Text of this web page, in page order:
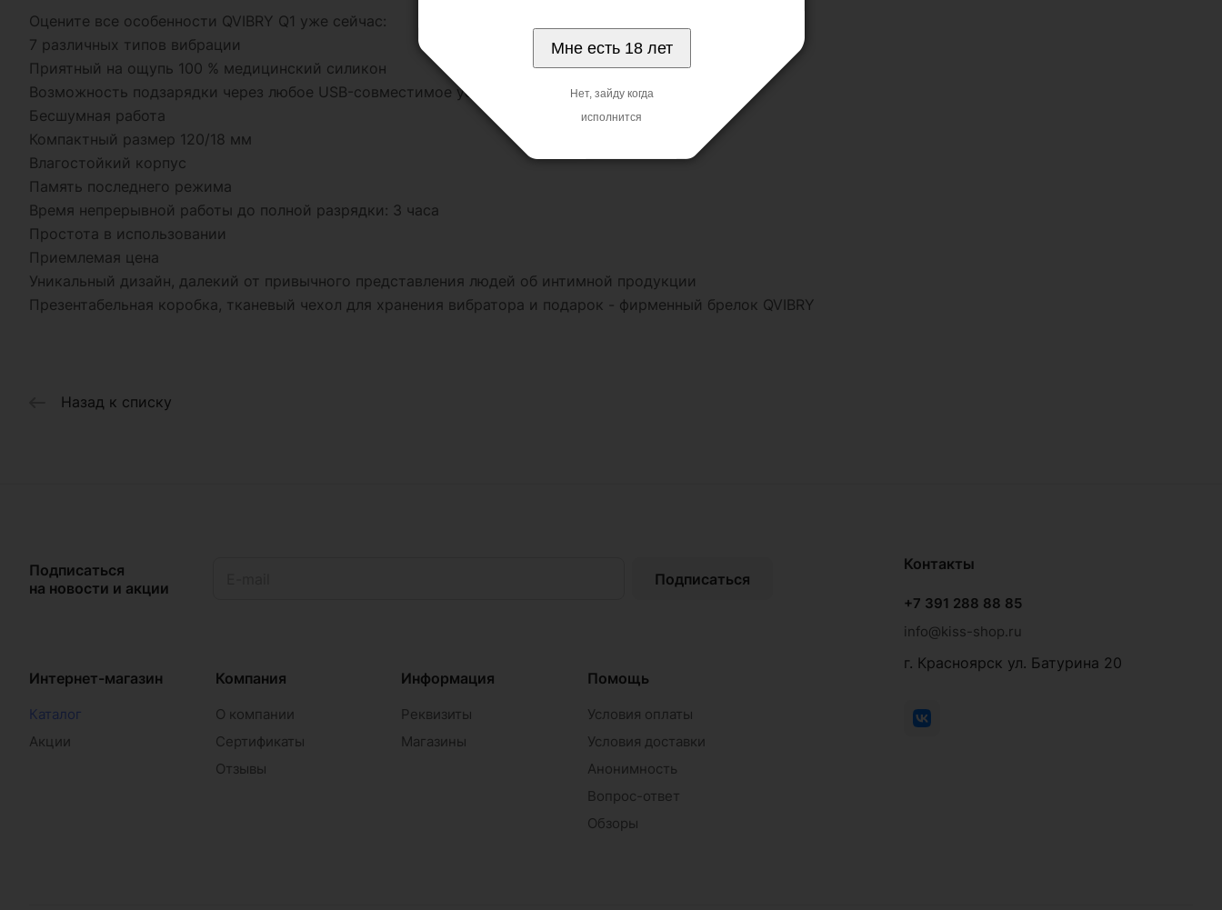
Оцените все особенности QVIBRY Q1 уже сейчас:
7 различных типов вибрации
Приятный на ощупь 100 % медицинский силикон
Возможность подзарядки через любое USB-совместимое устройство
Бесшумная работа
Компактный размер 120/18 мм
Влагостойкий корпус
Память последнего режима
Время непрерывной работы до полной разрядки: 3 часа
Простота в использовании
Приемлемая цена
Уникальный дизайн, далекий от привычного представления людей об интимной продукции
Презентабельная коробка, тканевый чехол для хранения вибратора и подарок - фирменный брелок QVIBRY
Назад к списку
Подписаться
на новости и акции
Подписаться
Интернет-магазин
Каталог
Акции
Компания
О компании
Сертификаты
Отзывы
Информация
Реквизиты
Магазины
Помощь
Условия оплаты
Условия доставки
Анонимность
Вопрос-ответ
Обзоры
Контакты
+7 391 288 88 85
info@kiss-shop.ru
г. Красноярск ул. Батурина 20
Мне есть 18 лет
Нет, зайду когда
исполнится